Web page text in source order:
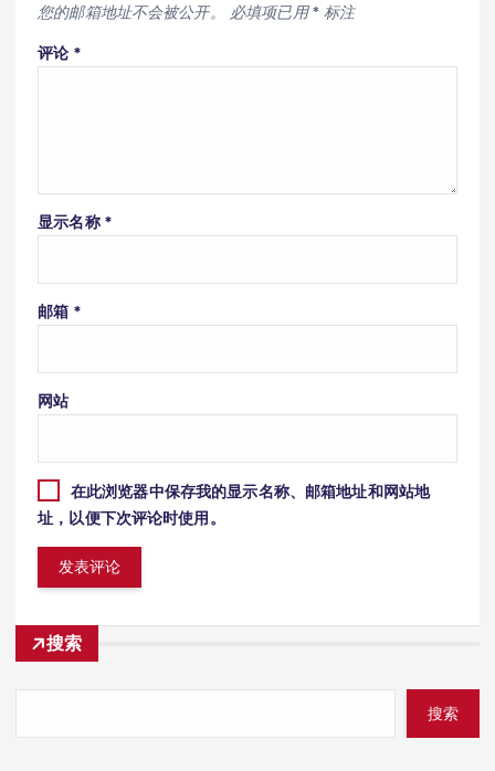
您的邮箱地址不会被公开。 必填项已用* 标注
评论 *
显示名称 *
邮箱 *
网站
在此浏览器中保存我的显示名称、邮箱地址和网站地
址，以便下次评论时使用。
搜索
搜索